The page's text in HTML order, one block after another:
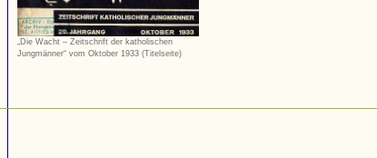
„Die Wacht – Zeitschrift der katholischen
Jungmänner“ vom Oktober 1933 (Titelseite)